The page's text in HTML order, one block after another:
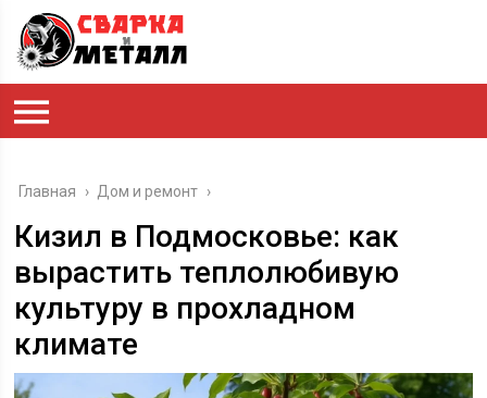
Главная › Дом и ремонт ›
Кизил в Подмосковье: как
вырастить теплолюбивую
культуру в прохладном
климате